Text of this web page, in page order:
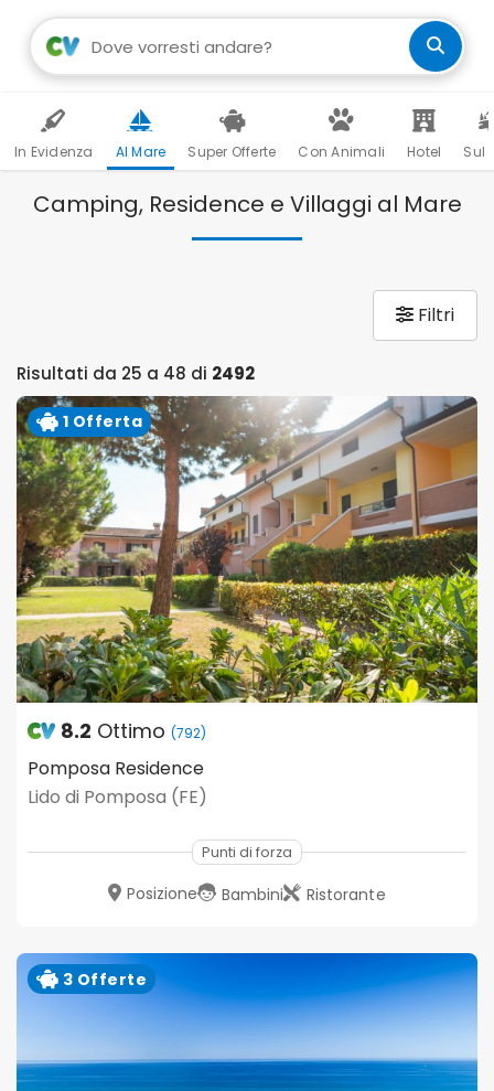
In Evidenza Al Mare Super Offerte Con Animali Hotel Sul
Camping, Residence e Villaggi al Mare
Filtri
Risultati da 25 a 48 di 2492
1 Offerta
8.2 Ottimo (792)
Pomposa Residence
Lido di Pomposa (FE)
Punti di forza
Posizione Bambini Ristorante
3 Offerte